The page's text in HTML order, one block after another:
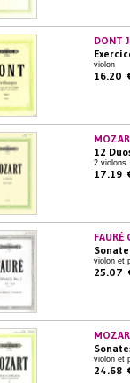
DONT
violon
16.20
12
2 violons
17.19
violon et
25.07
violon et
24.68